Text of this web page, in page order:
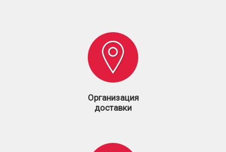
Организация
доставки